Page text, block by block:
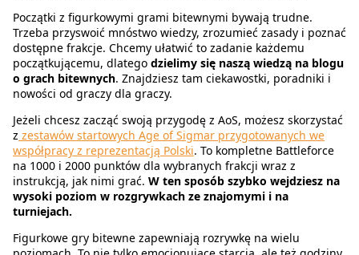
Początki z figurkowymi grami bitewnymi bywają trudne.
Trzeba przyswoić mnóstwo wiedzy, zrozumieć zasady i poznać
dostępne frakcje. Chcemy ułatwić to zadanie każdemu
początkującemu, dlatego dzielimy się naszą wiedzą na blogu
o grach bitewnych. Znajdziesz tam ciekawostki, poradniki i
nowości od graczy dla graczy.
Jeżeli chcesz zacząć swoją przygodę z AoS, możesz skorzystać
z zestawów startowych Age of Sigmar przygotowanych we
współpracy z reprezentacją Polski. To kompletne Battleforce
na 1000 i 2000 punktów dla wybranych frakcji wraz z
instrukcją, jak nimi grać. W ten sposób szybko wejdziesz na
wysoki poziom w rozgrywkach ze znajomymi i na
turniejach.
Figurkowe gry bitewne zapewniają rozrywkę na wielu